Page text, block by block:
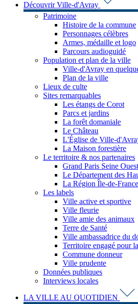
Découvrir Ville-d'Avray
Patrimoine
Histoire de la commune
Personnages célèbres
Armes, médaille et logo
Parcours audioguidé
Population et plan de la ville
Ville-d'Avray en
Plan de la ville
Lieux de culte
Sites remarquables
Les étangs de Corot
Parcs et jardins
La forêt domaniale
Le Château
L'Église de Ville-
La Maison forestière
Le territoire & nos partenaires
Grand Paris Seine Ouest
Le Département des
La Région Île-de-France
Les labels
Ville active et sportive
Ville fleurie
Ville amie des animaux
Terre de Santé
Ville ambassadrice du
Territoire engagé pour
Commune donneur
Ville prudente
Données publiques
Interviews locales
LA VILLE AU QUOTIDIEN